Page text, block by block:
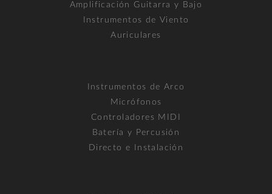
Amplificación Guitarra y Bajo
Instrumentos de Viento
Auriculares
Instrumentos de Arco
Micrófonos
Controladores MIDI
Batería y Percusión
Directo e Instalación